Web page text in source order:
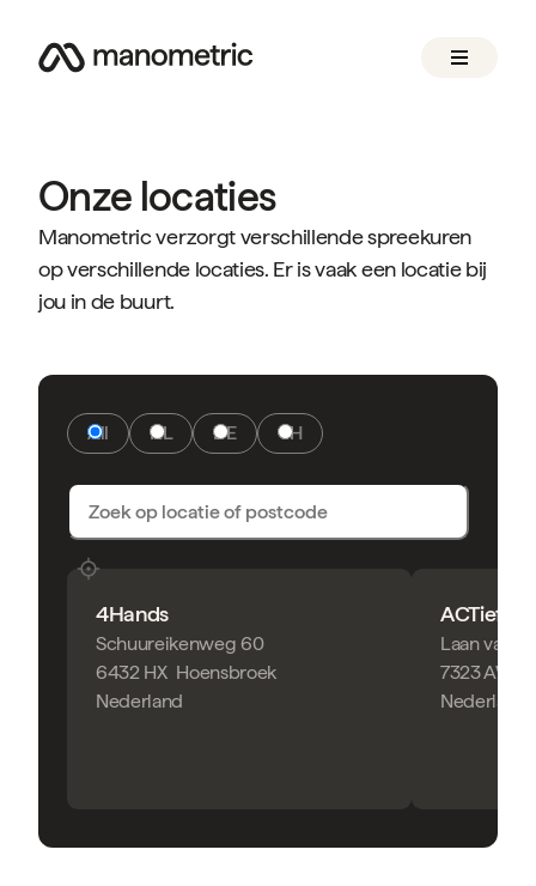
Onze locaties
Manometric verzorgt verschillende spreekuren
op verschillende locaties. Er is vaak een locatie bij
jou in de buurt.
All NL DE CH
4Hands
Schuureikenweg 60
6432 HX Hoensbroek
Nederland
ACTief
Laan van
7323 AW
Nederland